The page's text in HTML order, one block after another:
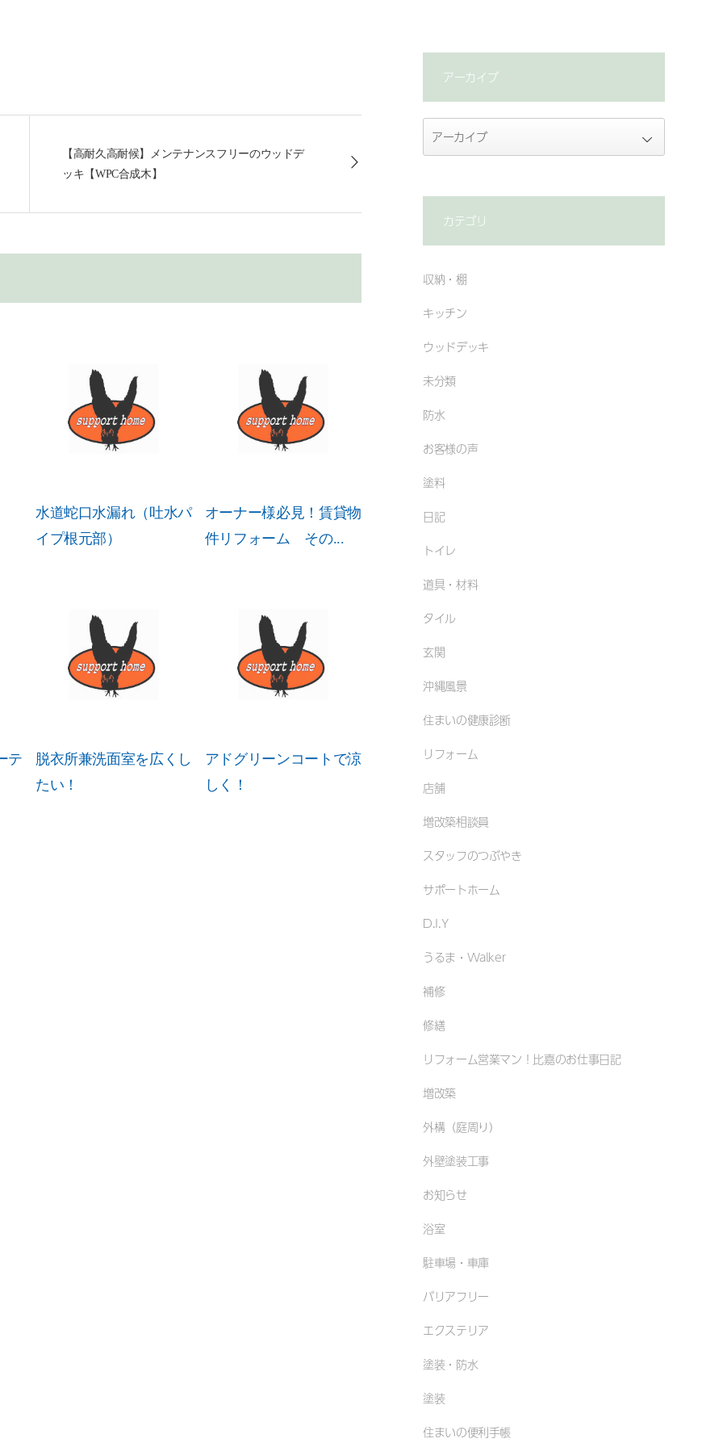
【高耐久高耐候】メンテナンスフリーのウッドデ
ッキ【WPC合成木】
水道蛇口水漏れ（吐水パ
イプ根元部）
オーナー様必見！賃貸物
件リフォーム その...
テ
脱衣所兼洗面室を広くし
たい！
アドグリーンコートで涼
しく！
アーカイブ
カテゴリ
収納・棚
キッチン
ウッドデッキ
未分類
防水
お客様の声
塗料
日記
トイレ
道具・材料
タイル
玄関
沖縄風景
住まいの健康診断
リフォーム
店舗
増改築相談員
スタッフのつぶやき
サポートホーム
D.I.Y
うるま・Walker
補修
修繕
リフォーム営業マン！比嘉のお仕事日記
増改築
外構（庭周り）
外壁塗装工事
お知らせ
浴室
駐車場・車庫
バリアフリー
エクステリア
塗装・防水
塗装
住まいの便利手帳